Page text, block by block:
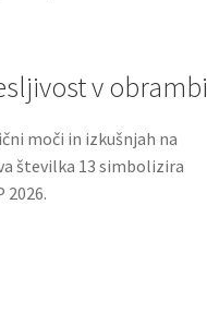
v obrambi
moči in izkušnjah na
številka 13 simbolizira